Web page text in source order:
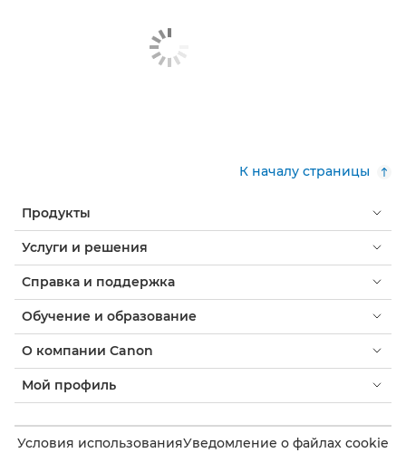
К началу страницы
Продукты
Услуги и решения
Справка и поддержка
Обучение и образование
О компании Canon
Мой профиль
Условия использованияУведомление о файлах cookie